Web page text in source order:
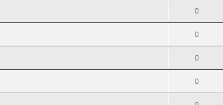
0
0
0
0